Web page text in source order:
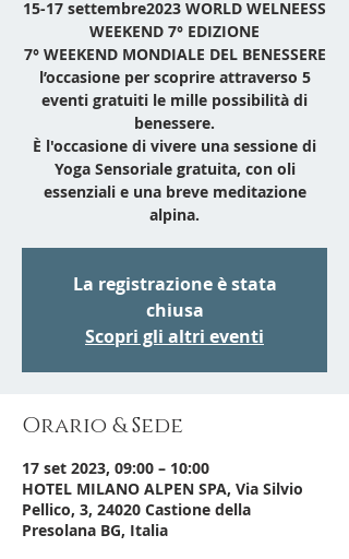
15-17 settembre2023 WORLD WELNEESS
WEEKEND 7° EDIZIONE
7° WEEKEND MONDIALE DEL BENESSERE
l’occasione per scoprire attraverso 5
eventi gratuiti le mille possibilità di
benessere.
È l'occasione di vivere una sessione di
Yoga Sensoriale gratuita, con oli
essenziali e una breve meditazione
La registrazione è stata
chiusa
Scopri gli altri eventi
Orario & Sede
17 set 2023, 09:00 – 10:00
HOTEL MILANO ALPEN SPA, Via Silvio
Pellico, 3, 24020 Castione della
Presolana BG, Italia